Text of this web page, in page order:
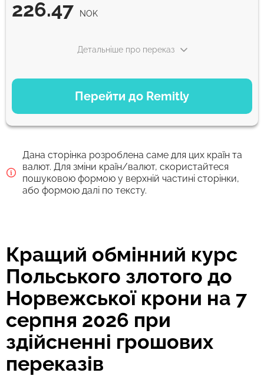
226.47 NOK
Перейти до Remitly
Детальніше про переказ
ВАРІАНТИ ОПЛАТИ
Економний
226.47 NOK 5 д
Швидкий
226.47 NOK
Дана сторінка розроблена саме для цих країн та
валют. Для зміни країн/валют, скористайтеся
пошуковою формою у верхній частині сторінки,
або формою далі по тексту.
Кращий обмінний курс
Польського злотого до
Норвежської крони на 7
серпня 2026 при
здійсненні грошових
переказів